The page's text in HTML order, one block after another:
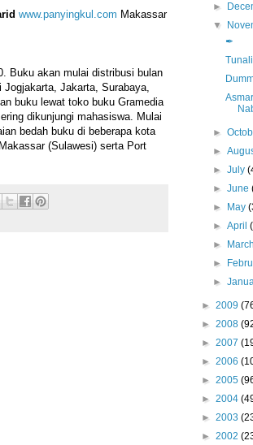
www.panyingkul.com Makassar
Buku akan mulai distribusi bulan
Jogjakarta, Jakarta, Surabaya,
buku lewat toko buku Gramedia
dikunjungi mahasiswa. Mulai
bedah buku di beberapa kota
(Sulawesi) serta Port
►
▼
✒
►
►
►July
►June
►
May
►April
►
►
►
► 2009
► 2008
► 2007
► 2006
► 2005
► 2004
► 2003
► 2002